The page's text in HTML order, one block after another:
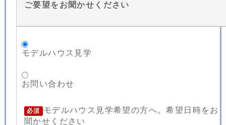
ご要望をお聞かせください
モデルハウス見学
お問い合わせ
必須
モデルハウス見学希望の方へ。希望日時をお
聞かせください